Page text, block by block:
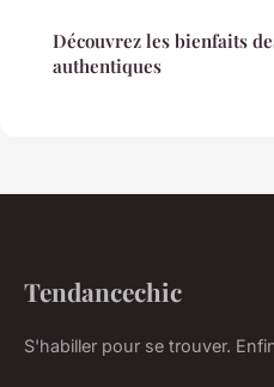
Découvrez les bienfaits
authentiques
Tendancechic
S'habiller pour se trouver.